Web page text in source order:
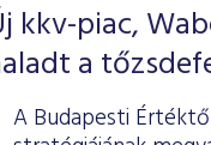
kkv-piac,
a
A Budapesti